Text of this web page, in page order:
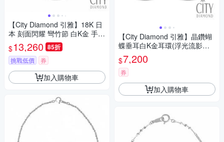
【City Diamond 引雅】18K 日
本 刻面閃耀 彎竹節 白K金 手鍊
(東京Yuki表參道系列)
$13,260 85折
挑戰低價 券
加入購物車
【City Diamond 引雅】晶鑽蝴
蝶垂耳白K金耳環(浮光流影系
列)
$7,200
券
加入購物車